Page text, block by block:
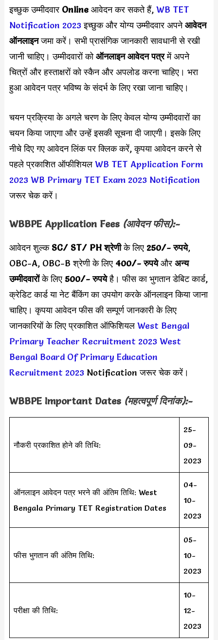
इच्छुक उम्मीदवार Online आवेदन कर सकते हैं, WB TET
Notification 2023इच्छुक और योग्य उम्मीदवार अपनेआवेदन
ऑनलाइनजमा करें। सभी प्रासंगिक जानकारी सावधानी से रखी
जानी चाहिए। उम्मीदवारों कोऑनलाइन आवेदन पत्रमें अपने
चित्रों और हस्ताक्षरों को स्कैन और अपलोड करना चाहिए। भरा
हुआ आवेदन पत्र भविष्य के संदर्भ के लिए रखा जाना चाहिए।
चयन प्रक्रिया के अगले चरण के लिए केवल योग्य उम्मीदवारों का
चयन किया जाएगा और उन्हें इसकी सूचना दी जाएगी। इसके लिए
नीचे दिए गए आवेदन लिंक पर क्लिक करें, कृपया आवेदन करने से
पहले प्रकाशित ऑफीशियल WB TET Application Form
2023 WB Primary TET Exam 2023 Notification
जरूर चेक करें।
WBBPE Application Fees (आवेदन फीस):-
आवेदन शुल्क SC/ ST/ PH श्रेणीके लिए 250/- रुपये,
OBC-A, OBC-B श्रेणी के लिए 400/- रुपयेऔर अन्य
उम्मीदवारोंके लिए 500/- रुपयेहै। फीस का भुगतान डेबिट कार्ड,
क्रेडिट कार्ड या नेट बैंकिंग का उपयोग करके ऑनलाइन किया जाना
चाहिए। कृपया आवेदन फीस की सम्पूर्ण जानकारी के लिए
जानकारियों के लिए प्रकाशित ऑफिशियल West Bengal
Primary Teacher Recruitment 2023 West
Bengal Board Of Primary Education
Recruitment 2023Notification जरूर चेक करें।
WBBPE Important Dates (महत्वपूर्ण दिनांक):-
नौकरी प्रकाशित होने की तिथि:
25-
09-
2023
ऑनलाइन आवेदन पत्र भरने की अंतिम तिथि: West
Bengala Primary TET Registration Dates
04-
10-
2023
फीस भुगतान की अंतिम तिथि:
05-
10-
2023
परीक्षा की तिथि:
10-
12-
2023